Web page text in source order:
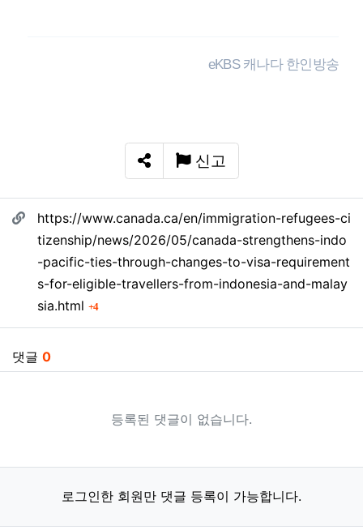
eKBS 캐나다 한인방송
SNS 공유
신고
관련자료
https://www.canada.ca/en/immigration-refugees-ci
tizenship/news/2026/05/canada-strengthens-indo
-pacific-ties-through-changes-to-visa-requirement
s-for-eligible-travellers-from-indonesia-and-malay
sia.html
4회 연결
댓글 0
등록된 댓글이 없습니다.
로그인한 회원만 댓글 등록이 가능합니다.